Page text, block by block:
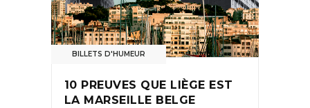
BILLETS D'HUMEUR
10 PREUVES QUE LIÈGE EST
LA MARSEILLE BELGE